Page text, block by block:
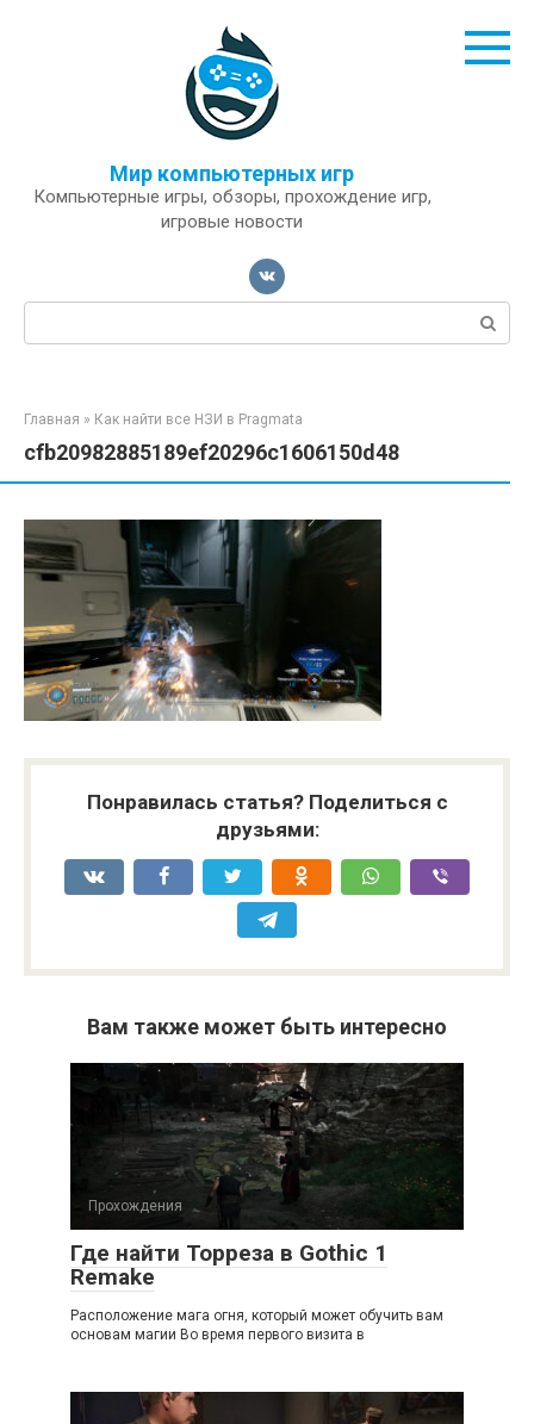
Мир компьютерных игр
Компьютерные игры, обзоры, прохождение игр,
игровые новости
Поиск:
Главная » Как найти все НЗИ в Pragmata
cfb20982885189ef20296c1606150d48
Понравилась статья? Поделиться с
друзьями:
Вам также может быть интересно
Прохождения
Где найти Торреза в Gothic 1
Remake
Расположение мага огня, который может обучить вам
основам магии Во время первого визита в